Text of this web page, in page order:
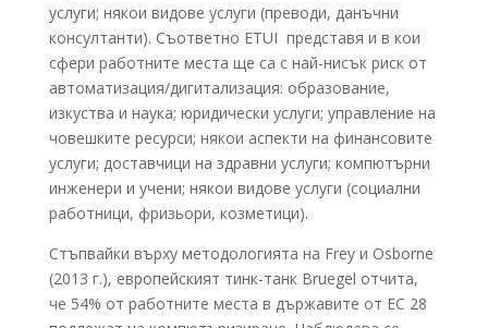
услуги; някои видове услуги (преводи, данъчни
консултанти). Съответно ETUI представя и в кои
сфери работните места ще са с най-нисък риск от
автоматизация/дигитализация: образование,
изкуства и наука; юридически услуги; управление на
човешките ресурси; някои аспекти на финансовите
услуги; доставчици на здравни услуги; компютърни
инженери и учени; някои видове услуги (социални
работници, фризьори, козметици).
Стъпвайки върху методологията на Frey и Osborne
(2013 г.), европейският тинк-танк Bruegel отчита,
че 54% от работните места в държавите от ЕС 28